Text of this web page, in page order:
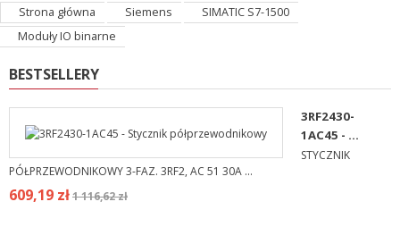
Strona główna Siemens
SIMATIC S7-1500
Moduły IO binarne
BESTSELLERY
3RF2430-
1AC45 - ...
STYCZNIK
PÓŁPRZEWODNIKOWY 3-FAZ. 3RF2, AC 51 30A ...
609,19 zł1 116,62 zł